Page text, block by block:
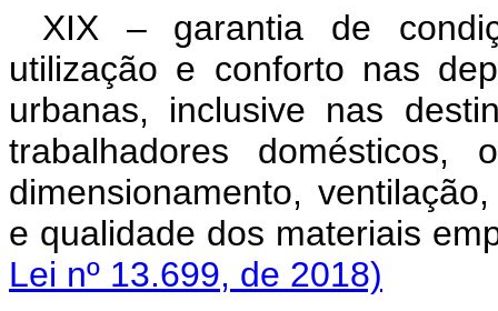
XIX – garantia de
utilização e conforto nas
urbanas, inclusive nas
trabalhadores domésticos,
dimensionamento,
e qualidade dos materiais
Lei nº 13.699, de 2018)